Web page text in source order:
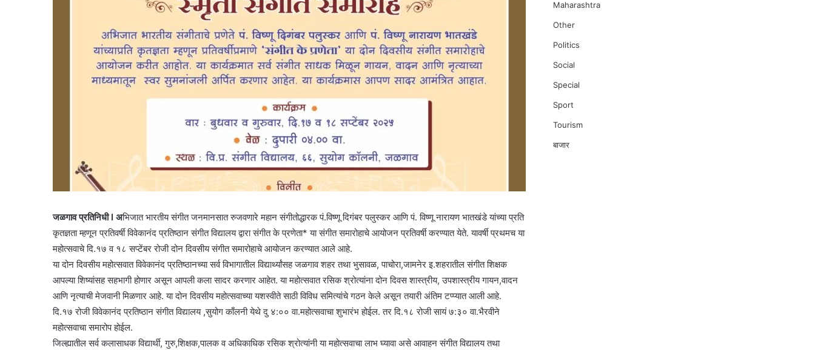
जळगाव प्रतिनिधी I अभिजात भारतीय संगीत जनमानसात रुजवणारे महान संगीतोद्धारक पं.विष्णू दिगंबर पलुस्कर आणि पं. विष्णू नारायण भातखंडे यांच्या प्रति
कृतज्ञता म्हणून प्रतिवर्षी विवेकानंद प्रतिष्ठान संगीत विद्यालय द्वारा संगीत के प्रणेता* या संगीत समारोहाचे आयोजन प्रतिवर्षी करण्यात येते. यावर्षी प्रथमच या
महोत्सवाचे दि.१७ व १८ सप्टेंबर रोजी दोन दिवसीय संगीत समारोहाचे आयोजन करण्यात आले आहे.
या दोन दिवसीय महोत्सवात विवेकानंद प्रतिष्ठानच्या सर्व विभागातील विद्यार्थ्यांसह जळगाव शहर तथा भुसावळ, पाचोरा,जामनेर इ.शहरातील संगीत शिक्षक
आपल्या शिष्यांसह सहभागी होणार असून आपली कला सादर करणार आहेत. या महोत्सवात रसिक श्रोत्यांना दोन दिवस शास्त्रीय, उपशास्त्रीय गायन,वादन
आणि नृत्याची मेजवानी मिळणार आहे. या दोन दिवसीय महोत्सवाच्या यशस्वीते साठी विविध समित्यांचे गठन केले असून तयारी अंतिम टप्प्यात आली आहे.
दि.१७ रोजी विवेकानंद प्रतिष्ठान संगीत विद्यालय ,सुयोग काँलनी येथे दु ४:०० वा.महोत्सवाचा शुभारंभ होईल. तर दि.१८ रोजी सायं ७:३० वा.भैरवीने
महोत्सवाचा समारोप होईल.
जिल्ह्यातील सर्व कलासाधक विद्यार्थी, गुरु,शिक्षक,पालक व अधिकाधिक रसिक श्रोत्यांनी या महोत्सवाचा लाभ घ्यावा असे आवाहन संगीत विद्यालय तथा
Maharashtra
Other
Politics
Social
Special
Sport
Tourism
बाजार